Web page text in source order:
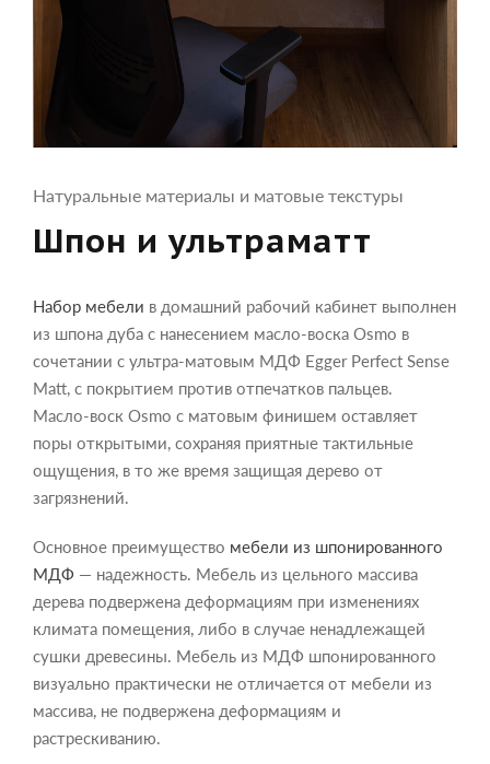
Натуральные материалы и матовые текстуры
Шпон и ультраматт
Набор мебели в домашний рабочий кабинет выполнен
из шпона дуба с нанесением масло-воска Osmo в
сочетании с ультра-матовым МДФ Egger Perfect Sense
Matt, с покрытием против отпечатков пальцев.
Масло-воск Osmo с матовым финишем оставляет
поры открытыми, сохраняя приятные тактильные
ощущения, в то же время защищая дерево от
загрязнений.
Основное преимущество мебели из шпонированного
МДФ — надежность. Мебель из цельного массива
дерева подвержена деформациям при изменениях
климата помещения, либо в случае ненадлежащей
сушки древесины. Мебель из МДФ шпонированного
визуально практически не отличается от мебели из
массива, не подвержена деформациям и
растрескиванию.